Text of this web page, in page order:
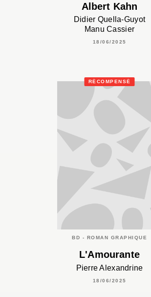
Albert Kahn
Didier Quella-Guyot
Manu Cassier
18/06/2025
RÉCOMPENSÉ
BD - ROMAN GRAPHIQUE
L'Amourante
Pierre Alexandrine
18/06/2025